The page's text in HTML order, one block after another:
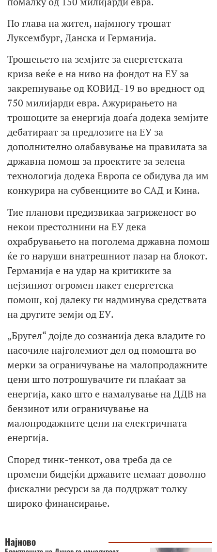
По глава на жител, најмногу трошат
Луксембург, Данска и Германија.
Трошењето на земјите за енергетската
криза веќе е на ниво на фондот на ЕУ за
закрепнување од КОВИД-19 во вредност од
750 милијарди евра. Ажурирањето на
трошоците за енергија доаѓа додека земјите
дебатираат за предлозите на ЕУ за
дополнително олабавување на правилата за
државна помош за проектите за зелена
технологија додека Европа се обидува да им
конкурира на субвенциите во САД и Кина.
Тие планови предизвикаа загриженост во
некои престолнини на ЕУ дека
охрабрувањето на поголема државна помош
ќе го наруши внатрешниот пазар на блокот.
Германија е на удар на критиките за
нејзиниот огромен пакет енергетска
помош, кој далеку ги надминува средствата
на другите земји од ЕУ.
„Бругел“ дојде до сознанија дека владите го
насочиле најголемиот дел од помошта во
мерки за ограничување на малопродажните
цени што потрошувачите ги плаќаат за
енергија, како што е намалување на ДДВ на
бензинот или ограничување на
малопродажните цени на електричната
енергија.
Според тинк-тенкот, ова треба да се
промени бидејќи државите немаат доволно
фискални ресурси за да поддржат толку
широко финансирање.
Најново